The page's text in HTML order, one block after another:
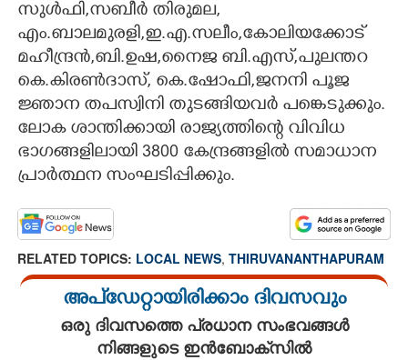
സുൾഫി,സബീർ തിരുമല,
എം.ബാലമുരളി,ഇ.എ.സലീം,കോലിയക്കോട്
മഹീന്ദ്രൻ,ബി.ഉഷ,നൈജ ബി.എസ്,പുലന്തറ
കെ.കിരൺദാസ്, കെ.ഷോഫി,ജനനി പൂജ
ജ്ഞാന തപസ്വിനി തുടങ്ങിയവർ പങ്കെടുക്കും.
ലോക ശാന്തിക്കായി രാജ്യത്തിന്റെ വിവിധ
ഭാഗങ്ങളിലായി 3800 കേന്ദ്രങ്ങളിൽ സമാധാന
പ്രാർത്ഥന സംഘടിപ്പിക്കും.
RELATED TOPICS: LOCAL NEWS, THIRUVANANTHAPURAM
അപ്ഡേറ്റായിരിക്കാം ദിവസവും
ഒരു ദിവസത്തെ പ്രധാന സംഭവങ്ങൾ
നിങ്ങളുടെ ഇൻബോക്സിൽ